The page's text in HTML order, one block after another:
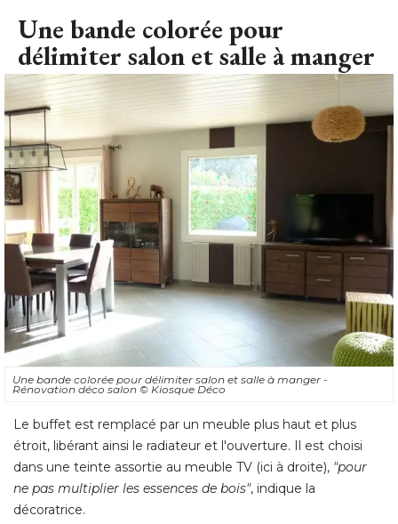
Une bande colorée pour
délimiter salon et salle à manger
Une bande colorée pour délimiter salon et salle à manger -
Rénovation déco salon © Kiosque Déco
Le buffet est remplacé par un meuble plus haut et plus
étroit, libérant ainsi le radiateur et l'ouverture. Il est choisi
dans une teinte assortie au meuble TV (ici à droite), "pour
ne pas multiplier les essences de bois", indique la
décoratrice.